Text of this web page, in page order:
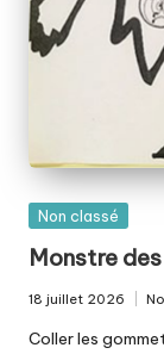
Posted
Non classé
Monstre
18 juillet 2026
in
Coller les